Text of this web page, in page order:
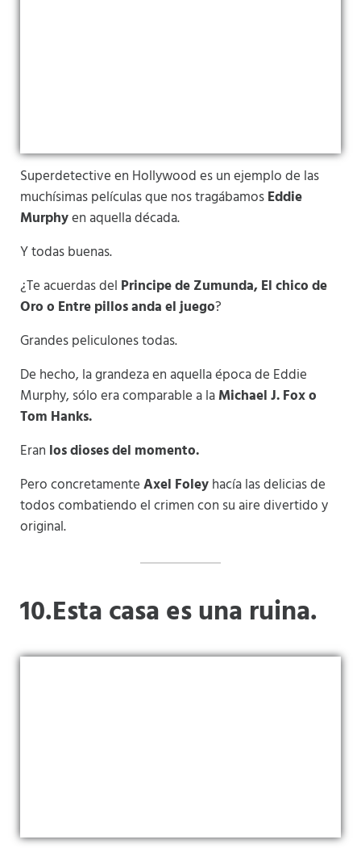
Superdetective en Hollywood es un ejemplo de las
muchísimas películas que nos tragábamosEddie
Murphyen aquella década.
Y todas buenas.
¿Te acuerdas del Principe de Zumunda, El chico de
Oro o Entre pillos anda el juego?
Grandes peliculones todas.
De hecho, la grandeza en aquella época de Eddie
Murphy, sólo era comparable a laMichael J. Fox o
Tom Hanks.
Eran los dioses del momento.
Pero concretamenteAxel Foleyhacía las delicias de
todos combatiendo el crimen con su aire divertido y
original.
10.Esta casa es una ruina.